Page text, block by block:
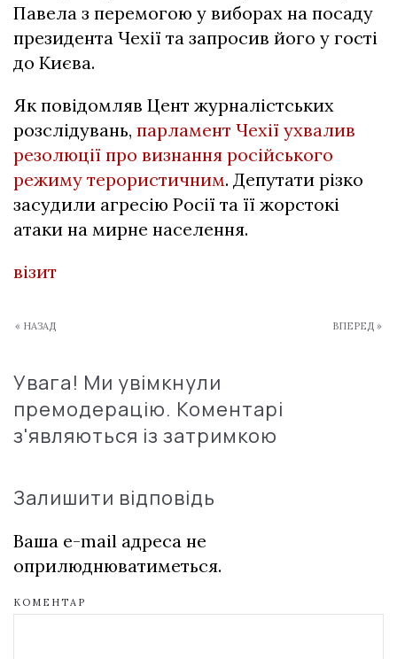
Павела з перемогою у виборах на посаду
президента Чехії та запросив його у гості
до Києва.
Як повідомляв Цент журналістських
розслідувань, парламент Чехії ухвалив
резолюції про визнання російського
режиму терористичним. Депутати різко
засудили агресію Росії та її жорстокі
атаки на мирне населення.
візит
« НАЗАД ВПЕРЕД »
Увага! Ми увімкнули
премодерацію. Коментарі
з'являються із затримкою
Залишити відповідь
Ваша e-mail адреса не
оприлюднюватиметься.
КОМЕНТАР